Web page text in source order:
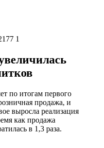
1
по итогам первого
продажа, и
выросла реализация
как продажа
в 1,3 раза.